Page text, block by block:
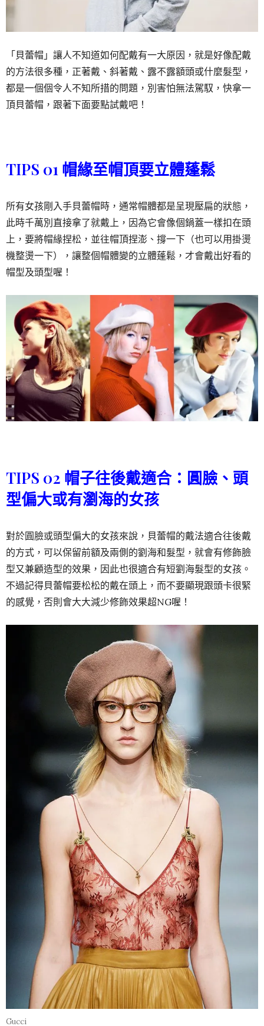
「貝蕾帽」讓人不知道如何配戴有一大原因，就是好像配戴
的方法很多種，正著戴、斜著戴、露不露額頭或什麼髮型，
都是一個個令人不知所措的問題，別害怕無法駕馭，快拿一
頂貝蕾帽，跟著下面要點試戴吧！
TIPS 01 帽緣至帽頂要立體蓬鬆
所有女孩剛入手貝蕾帽時，通常帽體都是呈現壓扁的狀態，
此時千萬別直接拿了就戴上，因為它會像個鍋蓋一樣扣在頭
上，要將帽緣捏松，並往帽頂捏澎、撐一下（也可以用掛燙
機整燙一下），讓整個帽體變的立體蓬鬆，才會戴出好看的
帽型及頭型喔！
TIPS 02 帽子往後戴適合：圓臉、頭
型偏大或有瀏海的女孩
對於圓臉或頭型偏大的女孩來說，貝蕾帽的戴法適合往後戴
的方式，可以保留前額及兩側的劉海和髮型，就會有修飾臉
型又兼顧造型的效果，因此也很適合有短劉海髮型的女孩。
不過記得貝蕾帽要松松的戴在頭上，而不要顯現跟頭卡很緊
的感覺，否則會大大減少修飾效果超NG喔！
Gucci